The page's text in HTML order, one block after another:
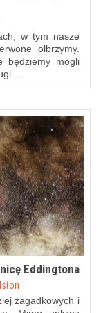
w tym nasze
olbrzymy.
będziemy mogli
…
Eddingtona
zagadkowych i